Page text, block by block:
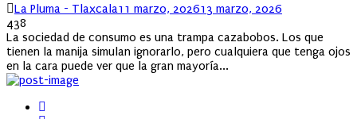
Author
La Pluma - TlaxcalaPosted
11 marzo, 202613 marzo, 2026
438
La sociedad de consumo es una trampa cazabobos. Los que
tienen la manija simulan ignorarlo, pero cualquiera que tenga ojos
en la cara puede ver que la gran mayoría...